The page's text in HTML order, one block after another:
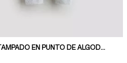
PIJAMA ESTAMPADO EN PUNTO DE ALGODÓN